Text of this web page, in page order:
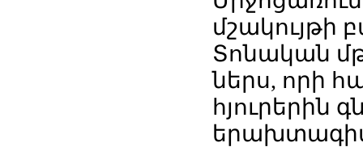
մշակույթի
Տոնական
ներս, որի
հյուրերին